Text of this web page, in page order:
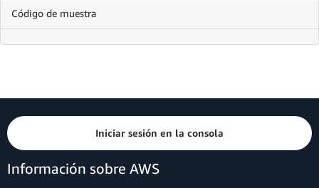
Código de muestra
Iniciar sesión en la consola
Información sobre AWS